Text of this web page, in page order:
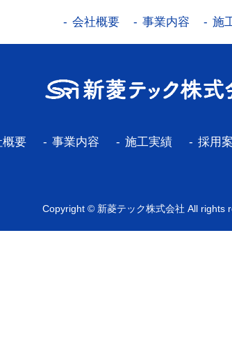
会社概要 事業内容 施
要 事業内容 施工実績 採用
Copyright © 新菱テック株式会社 All rights